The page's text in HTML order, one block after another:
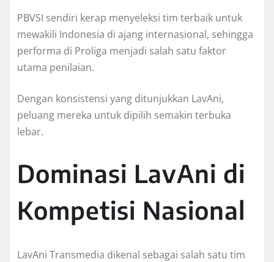
PBVSI sendiri kerap menyeleksi tim terbaik untuk
mewakili Indonesia di ajang internasional, sehingga
performa di Proliga menjadi salah satu faktor
utama penilaian.
Dengan konsistensi yang ditunjukkan LavAni,
peluang mereka untuk dipilih semakin terbuka
lebar.
Dominasi LavAni di
Kompetisi Nasional
LavAni Transmedia dikenal sebagai salah satu tim